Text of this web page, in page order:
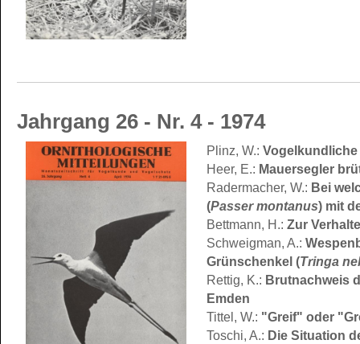
Jahrgang 26 - Nr. 4 - 1974
Plinz, W.:
Heer, E.: Mauersegler
Radermacher, W.: Bei
(Passer montanus) mit
Bettmann, H.: Zur
Schweigman, A.:
Grünschenkel (Tringa
Rettig, K.: Brutnachweis
Emden
Tittel, W.: "Greif" oder
Toschi, A.: Die Situation